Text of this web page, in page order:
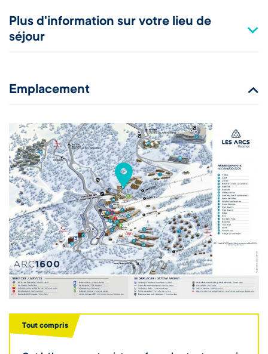
Plus d'information sur votre lieu de
séjour
Emplacement
Tout compris